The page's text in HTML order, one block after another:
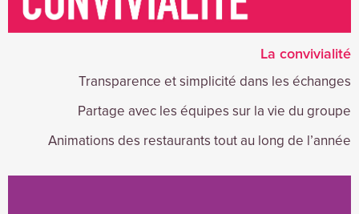
La convivialité
Transparence et simplicité dans les échanges
Partage avec les équipes sur la vie du groupe
Animations des restaurants tout au long de l’année